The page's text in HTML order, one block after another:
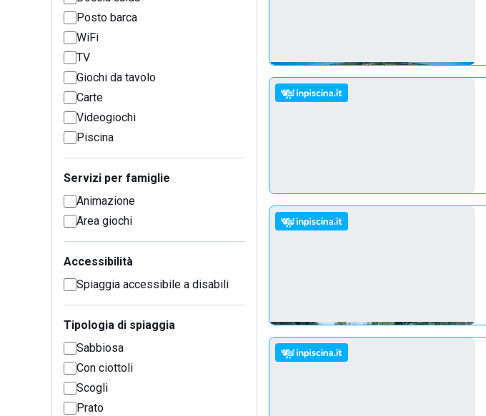
Posto barca
WiFi
TV
Giochi da tavolo
Carte
Videogiochi
Piscina
Servizi per famiglie
Animazione
Area giochi
Accessibilità
Spiaggia accessibile a disabili
Tipologia di spiaggia
Sabbiosa
Con ciottoli
Scogli
Prato